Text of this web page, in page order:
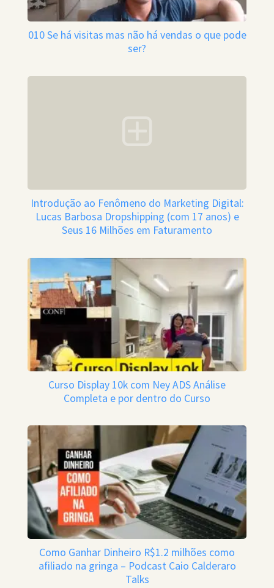
010 Se há visitas mas não há vendas o que pode
ser?
Introdução ao Fenômeno do Marketing Digital:
Lucas Barbosa Dropshipping (com 17 anos) e
Seus 16 Milhões em Faturamento
Curso Display 10k com Ney ADS Análise
Completa e por dentro do Curso
Como Ganhar Dinheiro R$1.2 milhões como
afiliado na gringa – Podcast Caio Calderaro
Talks